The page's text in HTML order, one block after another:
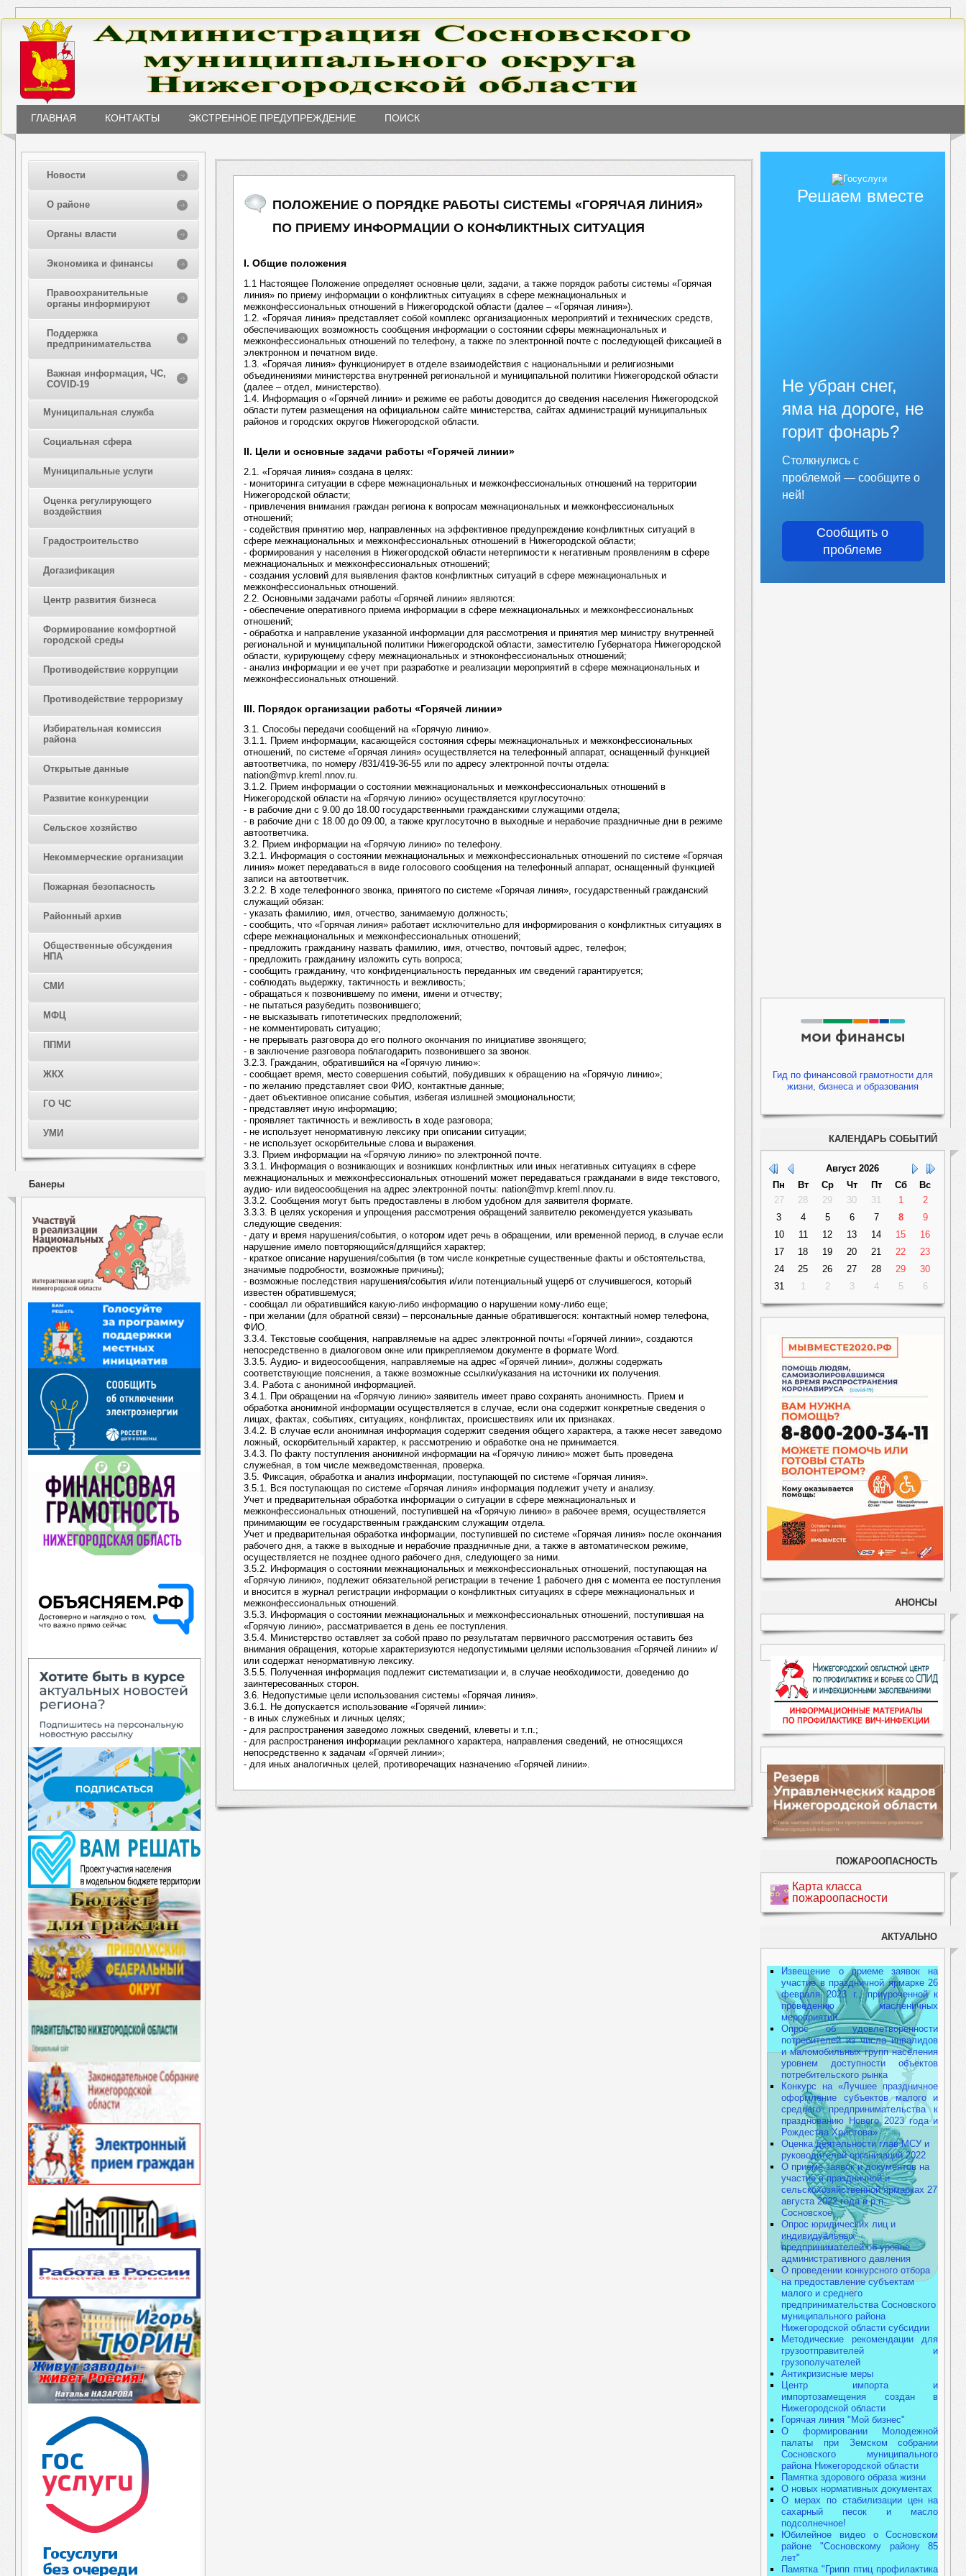
ГЛАВНАЯ КОНТАКТЫ ЭКСТРЕННОЕ ПРЕДУПРЕЖДЕНИЕ ПОИСК
Новости
О районе
Органы власти
Экономика и финансы
Правоохранительные
органы информируют
Поддержка
предпринимательства
Важная информация, ЧС,
COVID-19
Муниципальная служба
Социальная сфера
Муниципальные услуги
Оценка регулирующего
воздействия
Градостроительство
Догазификация
Центр развития бизнеса
Формирование комфортной
городской среды
Противодействие коррупции
Противодействие терроризму
Избирательная комиссия
района
Открытые данные
Развитие конкуренции
Сельское хозяйство
Некоммерческие организации
Пожарная безопасность
Районный архив
Общественные обсуждения
НПА
СМИ
МФЦ
ППМИ
ЖКХ
ГО ЧС
УМИ
Банеры
ПОЛОЖЕНИЕ О ПОРЯДКЕ РАБОТЫ СИСТЕМЫ «ГОРЯЧАЯ ЛИНИЯ»
ПО ПРИЕМУ ИНФОРМАЦИИ О КОНФЛИКТНЫХ СИТУАЦИЯ
I. Общие положения
1.1 Настоящее Положение определяет основные цели, задачи, а также порядок работы системы «Горячая
линия» по приему информации о конфликтных ситуациях в сфере межнациональных и
межконфессиональных отношений в Нижегородской области (далее – «Горячая линия»).
1.2. «Горячая линия» представляет собой комплекс организационных мероприятий и технических средств,
обеспечивающих возможность сообщения информации о состоянии сферы межнациональных и
межконфессиональных отношений по телефону, а также по электронной почте с последующей фиксацией в
электронном и печатном виде.
1.3. «Горячая линия» функционирует в отделе взаимодействия с национальными и религиозными
объединениями министерства внутренней региональной и муниципальной политики Нижегородской области
(далее – отдел, министерство).
1.4. Информация о «Горячей линии» и режиме ее работы доводится до сведения населения Нижегородской
области путем размещения на официальном сайте министерства, сайтах администраций муниципальных
районов и городских округов Нижегородской области.
II. Цели и основные задачи работы «Горячей линии»
2.1. «Горячая линия» создана в целях:
- мониторинга ситуации в сфере межнациональных и межконфессиональных отношений на территории
Нижегородской области;
- привлечения внимания граждан региона к вопросам межнациональных и межконфессиональных
отношений;
- содействия принятию мер, направленных на эффективное предупреждение конфликтных ситуаций в
сфере межнациональных и межконфессиональных отношений в Нижегородской области;
- формирования у населения в Нижегородской области нетерпимости к негативным проявлениям в сфере
межнациональных и межконфессиональных отношений;
- создания условий для выявления фактов конфликтных ситуаций в сфере межнациональных и
межконфессиональных отношений.
2.2. Основными задачами работы «Горячей линии» являются:
- обеспечение оперативного приема информации в сфере межнациональных и межконфессиональных
отношений;
- обработка и направление указанной информации для рассмотрения и принятия мер министру внутренней
региональной и муниципальной политики Нижегородской области, заместителю Губернатора Нижегородской
области, курирующему сферу межнациональных и этноконфессиональных отношений;
- анализ информации и ее учет при разработке и реализации мероприятий в сфере межнациональных и
межконфессиональных отношений.
III. Порядок организации работы «Горячей линии»
3.1. Способы передачи сообщений на «Горячую линию».
3.1.1. Прием информации, касающейся состояния сферы межнациональных и межконфессиональных
отношений, по системе «Горячая линия» осуществляется на телефонный аппарат, оснащенный функцией
автоответчика, по номеру /831/419-36-55 или по адресу электронной почты отдела:
nation@mvp.kreml.nnov.ru.
3.1.2. Прием информации о состоянии межнациональных и межконфессиональных отношений в
Нижегородской области на «Горячую линию» осуществляется круглосуточно:
- в рабочие дни с 9.00 до 18.00 государственными гражданскими служащими отдела;
- в рабочие дни с 18.00 до 09.00, а также круглосуточно в выходные и нерабочие праздничные дни в режиме
автоответчика.
3.2. Прием информации на «Горячую линию» по телефону.
3.2.1. Информация о состоянии межнациональных и межконфессиональных отношений по системе «Горячая
линия» может передаваться в виде голосового сообщения на телефонный аппарат, оснащенный функцией
записи на автоответчик.
3.2.2. В ходе телефонного звонка, принятого по системе «Горячая линия», государственный гражданский
служащий обязан:
- указать фамилию, имя, отчество, занимаемую должность;
- сообщить, что «Горячая линия» работает исключительно для информирования о конфликтных ситуациях в
сфере межнациональных и межконфессиональных отношений;
- предложить гражданину назвать фамилию, имя, отчество, почтовый адрес, телефон;
- предложить гражданину изложить суть вопроса;
- сообщить гражданину, что конфиденциальность переданных им сведений гарантируется;
- соблюдать выдержку, тактичность и вежливость;
- обращаться к позвонившему по имени, имени и отчеству;
- не пытаться разубедить позвонившего;
- не высказывать гипотетических предположений;
- не комментировать ситуацию;
- не прерывать разговора до его полного окончания по инициативе звонящего;
- в заключение разговора поблагодарить позвонившего за звонок.
3.2.3. Гражданин, обратившийся на «Горячую линию»:
- сообщает время, место совершения событий, побудивших к обращению на «Горячую линию»;
- по желанию представляет свои ФИО, контактные данные;
- дает объективное описание события, избегая излишней эмоциональности;
- представляет иную информацию;
- проявляет тактичность и вежливость в ходе разговора;
- не использует ненормативную лексику при описании ситуации;
- не использует оскорбительные слова и выражения.
3.3. Прием информации на «Горячую линию» по электронной почте.
3.3.1. Информация о возникающих и возникших конфликтных или иных негативных ситуациях в сфере
межнациональных и межконфессиональных отношений может передаваться гражданами в виде текстового,
аудио- или видеосообщения на адрес электронной почты: nation@mvp.kreml.nnov.ru.
3.3.2. Сообщения могут быть предоставлены в любом удобном для заявителя формате.
3.3.3. В целях ускорения и упрощения рассмотрения обращений заявителю рекомендуется указывать
следующие сведения:
- дату и время нарушения/события, о котором идет речь в обращении, или временной период, в случае если
нарушение имело повторяющийся/длящийся характер;
- краткое описание нарушения/события (в том числе конкретные существенные факты и обстоятельства,
значимые подробности, возможные причины);
- возможные последствия нарушения/события и/или потенциальный ущерб от случившегося, который
известен обратившемуся;
- сообщал ли обратившийся какую-либо информацию о нарушении кому-либо еще;
- при желании (для обратной связи) – персональные данные обратившегося: контактный номер телефона,
ФИО.
3.3.4. Текстовые сообщения, направляемые на адрес электронной почты «Горячей линии», создаются
непосредственно в диалоговом окне или прикрепляемом документе в формате Word.
3.3.5. Аудио- и видеосообщения, направляемые на адрес «Горячей линии», должны содержать
соответствующие пояснения, а также возможные ссылки/указания на источники их получения.
3.4. Работа с анонимной информацией.
3.4.1. При обращении на «Горячую линию» заявитель имеет право сохранять анонимность. Прием и
обработка анонимной информации осуществляется в случае, если она содержит конкретные сведения о
лицах, фактах, событиях, ситуациях, конфликтах, происшествиях или их признаках.
3.4.2. В случае если анонимная информация содержит сведения общего характера, а также несет заведомо
ложный, оскорбительный характер, к рассмотрению и обработке она не принимается.
3.4.3. По факту поступления анонимной информации на «Горячую линию» может быть проведена
служебная, в том числе межведомственная, проверка.
3.5. Фиксация, обработка и анализ информации, поступающей по системе «Горячая линия».
3.5.1. Вся поступающая по системе «Горячая линия» информация подлежит учету и анализу.
Учет и предварительная обработка информации о ситуации в сфере межнациональных и
межконфессиональных отношений, поступившей на «Горячую линию» в рабочее время, осуществляется
принимающим ее государственным гражданским служащим отдела.
Учет и предварительная обработка информации, поступившей по системе «Горячая линия» после окончания
рабочего дня, а также в выходные и нерабочие праздничные дни, а также в автоматическом режиме,
осуществляется не позднее одного рабочего дня, следующего за ними.
3.5.2. Информация о состоянии межнациональных и межконфессиональных отношений, поступающая на
«Горячую линию», подлежит обязательной регистрации в течение 1 рабочего дня с момента ее поступления
и вносится в журнал регистрации информации о конфликтных ситуациях в сфере межнациональных и
межконфессиональных отношений.
3.5.3. Информация о состоянии межнациональных и межконфессиональных отношений, поступившая на
«Горячую линию», рассматривается в день ее поступления.
3.5.4. Министерство оставляет за собой право по результатам первичного рассмотрения оставить без
внимания обращения, которые характеризуются недопустимыми целями использования «Горячей линии» и/
или содержат ненормативную лексику.
3.5.5. Полученная информация подлежит систематизации и, в случае необходимости, доведению до
заинтересованных сторон.
3.6. Недопустимые цели использования системы «Горячая линия».
3.6.1. Не допускается использование «Горячей линии»:
- в иных служебных и личных целях;
- для распространения заведомо ложных сведений, клеветы и т.п.;
- для распространения информации рекламного характера, направления сведений, не относящихся
непосредственно к задачам «Горячей линии»;
- для иных аналогичных целей, противоречащих назначению «Горячей линии».
Решаем вместе
Не убран снег,
яма на дороге, не
горит фонарь?
Столкнулись с
проблемой — сообщите о
ней!
Сообщить о
проблеме
Гид по финансовой грамотности для
жизни, бизнеса и образования
КАЛЕНДАРЬ СОБЫТИЙ
Август 2026
Пн
Вт Ср Чт Пт Сб
Вс
27
28 29 30 31 1
2
3
4 5 6 7 8
9
10
11 12 13 14 15
16
17
18 19 20 21 22
23
24
25 26 27 28 29
30
31
1 2 3 4 5 6
АНОНСЫ
ПОЖАРООПАСНОСТЬ
Карта класса
пожароопасности
АКТУАЛЬНО
Извещение о приеме заявок на
участие в праздничной ярмарке 26
февраля 2023 г., приуроченной к
проведению масленичных
мероприятий
Опрос об удовлетворенности
потребителей из числа инвалидов
и маломобильных групп населения
уровнем доступности объектов
потребительского рынка
Конкурс на «Лучшее праздничное
оформление субъектов малого и
среднего предпринимательства к
празднованию Нового 2023 года и
Рождества Христова»
Оценка деятельности глав МСУ и
руководителей организаций 2022
О приеме заявок и документов на
участие в праздничной и
сельскохозяйственной ярмарках 27
августа 2022 года в р.п.
Сосновское
Опрос юридических лиц и
индивидуальных
предпринимателей об уровне
административного давления
О проведении конкурсного отбора
на предоставление субъектам
малого и среднего
предпринимательства Сосновского
муниципального района
Нижегородской области субсидии
Методические рекомендации для
грузоотправителей и
грузополучателей
Антикризисные меры
Центр импорта и
импортозамещения создан в
Нижегородской области
Горячая линия "Мой бизнес"
О формировании Молодежной
палаты при Земском собрании
Сосновского муниципального
района Нижегородской области
Памятка здорового образа жизни
О новых нормативных документах
О мерах по стабилизации цен на
сахарный песок и масло
подсолнечное!
Юбилейное видео о Сосновском
районе "Сосновскому району 85
лет"
Памятка "Грипп птиц профилактика